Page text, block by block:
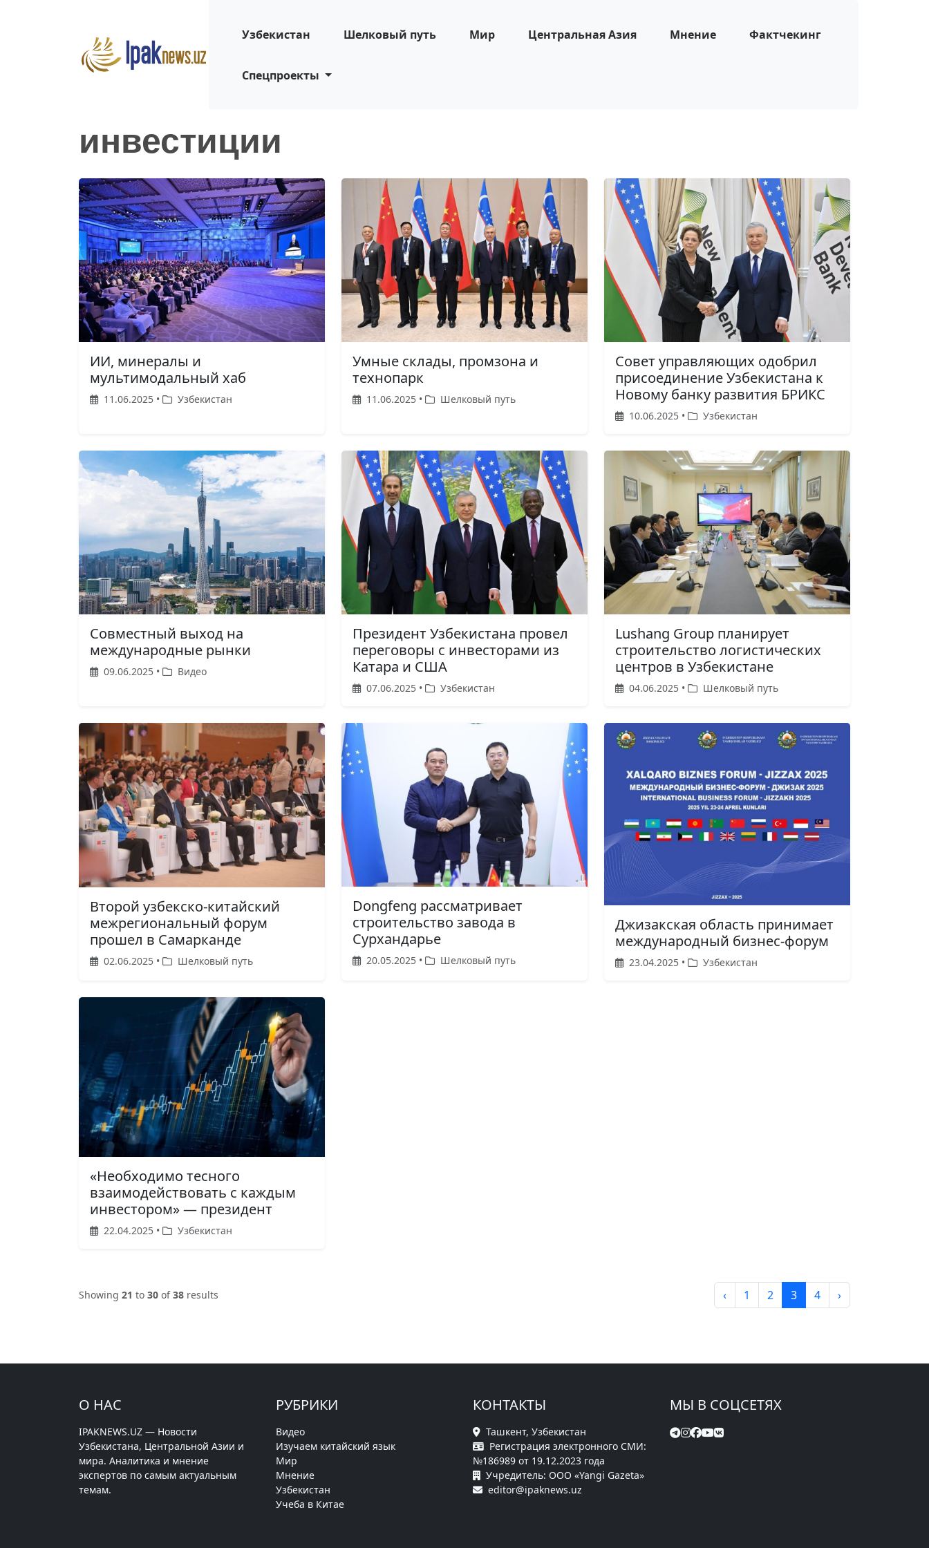
Узбекистан Шелковый путь Мир Центральная Азия Мнение Фактчекинг
Спецпроекты
инвестиции
ИИ, минералы и
мультимодальный хаб
11.06.2025 • Узбекистан
Умные склады, промзона и
технопарк
11.06.2025 • Шелковый путь
Совет управляющих одобрил
присоединение Узбекистана к
Новому банку развития БРИКС
10.06.2025 • Узбекистан
Совместный выход на
международные рынки
09.06.2025 • Видео
Президент Узбекистана провел
переговоры с инвесторами из
Катара и США
07.06.2025 • Узбекистан
Lushang Group планирует
строительство логистических
центров в Узбекистане
04.06.2025 • Шелковый путь
Второй узбекско-китайский
межрегиональный форум
прошел в Самарканде
02.06.2025 • Шелковый путь
Dongfeng рассматривает
строительство завода в
Сурхандарье
20.05.2025 • Шелковый путь
Джизакская область принимает
международный бизнес-форум
23.04.2025 • Узбекистан
«Необходимо тесного
взаимодействовать с каждым
инвестором» — президент
22.04.2025 • Узбекистан
Showing 21 to 30 of38 results ‹ 1 2 3 4 ›
О НАС
IPAKNEWS.UZ — Новости
Узбекистана, Центральной Азии и
мира. Аналитика и мнение
экспертов по самым актуальным
темам.
РУБРИКИ
Видео
Изучаем китайский язык
Мир
Мнение
Узбекистан
Учеба в Китае
КОНТАКТЫ
Ташкент, Узбекистан
Регистрация электронного СМИ:
№186989 от 19.12.2023 года
Учредитель: ООО «Yangi Gazeta»
editor@ipaknews.uz
МЫ В СОЦСЕТЯХ